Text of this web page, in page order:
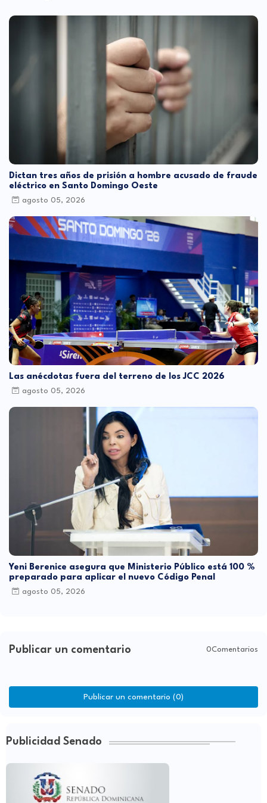
Dictan tres años de prisión a hombre acusado de fraude
eléctrico en Santo Domingo Oeste
agosto 05, 2026
Las anécdotas fuera del terreno de los JCC 2026
agosto 05, 2026
Yeni Berenice asegura que Ministerio Público está 100 %
preparado para aplicar el nuevo Código Penal
agosto 05, 2026
Publicar un comentario 0Comentarios
Publicar un comentario (0)
Publicidad Senado